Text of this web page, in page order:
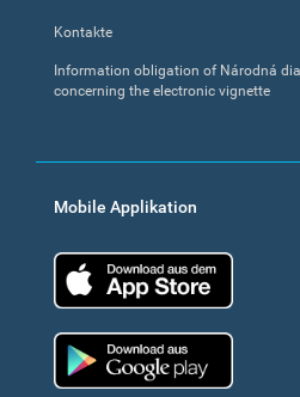
Kontakte
Information obligation of Národná
concerning the electronic vignette
Mobile Applikation